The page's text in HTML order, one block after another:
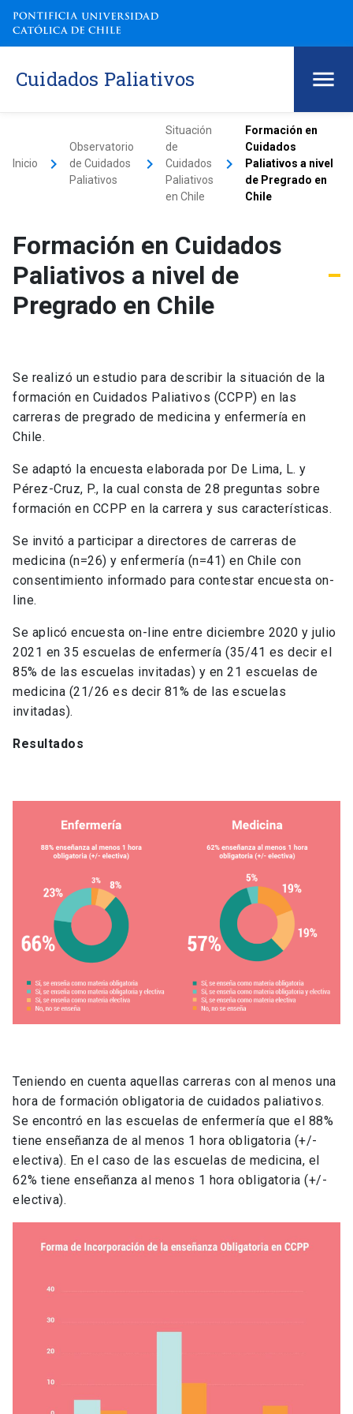
Cuidados Paliativos
Inicio keyboard_arrow_right
Observatorio
de Cuidados
Paliativos
keyboard_arrow_right
Situación
de
Cuidados
Paliativos
en Chile
keyboard_arrow_right
Formación en
Cuidados
Paliativos a nivel
de Pregrado en
Chile
Formación en Cuidados
Paliativos a nivel de
Pregrado en Chile
Se realizó un estudio para describir la situación de la
formación en Cuidados Paliativos (CCPP) en las
carreras de pregrado de medicina y enfermería en
Chile.
Se adaptó la encuesta elaborada por De Lima, L. y
Pérez-Cruz, P., la cual consta de 28 preguntas sobre
formación en CCPP en la carrera y sus características.
Se invitó a participar a directores de carreras de
medicina (n=26) y enfermería (n=41) en Chile con
consentimiento informado para contestar encuesta on-
line.
Se aplicó encuesta on-line entre diciembre 2020 y julio
2021 en 35 escuelas de enfermería (35/41 es decir el
85% de las escuelas invitadas) y en 21 escuelas de
medicina (21/26 es decir 81% de las escuelas
invitadas).
Resultados
Teniendo en cuenta aquellas carreras con al menos una
hora de formación obligatoria de cuidados paliativos.
Se encontró en las escuelas de enfermería que el 88%
tiene enseñanza de al menos 1 hora obligatoria (+/-
electiva). En el caso de las escuelas de medicina, el
62% tiene enseñanza al menos 1 hora obligatoria (+/-
electiva).